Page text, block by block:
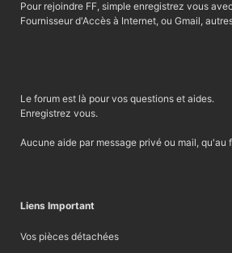
Pour rejoindre FF, simple enregistrez vous
Fournisseur d'Accès à Internet, ou Gmail,
Le forum est là pour vos questions et aides.
Enregistrez vous.
Aucune aide par message privé ou mail, qu'au
Liens Important
Vos pièces détachées